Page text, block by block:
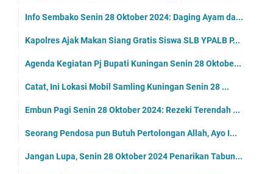
Info Sembako Senin 28 Oktober 2024: Daging Ayam da...
Kapolres Ajak Makan Siang Gratis Siswa SLB YPALB P...
Agenda Kegiatan Pj Bupati Kuningan Senin 28 Oktobe...
Catat, Ini Lokasi Mobil Samling Kuningan Senin 28 ...
Embun Pagi Senin 28 Oktober 2024: Rezeki Terendah ...
Seorang Pendosa pun Butuh Pertolongan Allah, Ayo I...
Jangan Lupa, Senin 28 Oktober 2024 Penarikan Tabun...